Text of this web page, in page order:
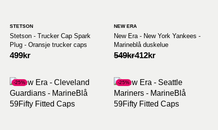
STETSON
Stetson - Trucker Cap Spark
Plug - Oransje trucker caps
499kr
NEW ERA
New Era - New York Yankees -
Marineblå duskelue
549kr
Opprinnelig
549kr.
412kr
Nåværende
412kr.
-25% -25%